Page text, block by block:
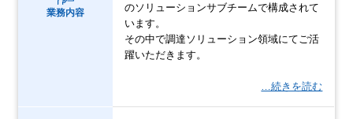
業務内容
のソリューションサブチームで構成されて
います。
その中で調達ソリューション領域にてご活
躍いただきます。
…続きを読む